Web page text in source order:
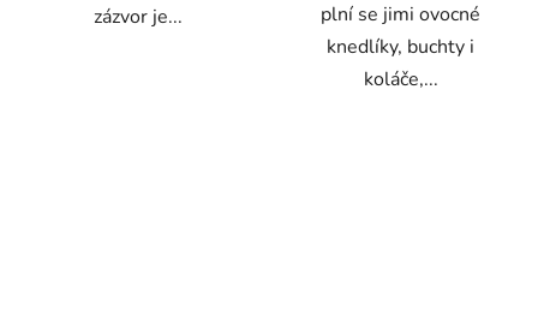
zázvor je...
plní se jimi ovocné
knedlíky, buchty i
koláče,...